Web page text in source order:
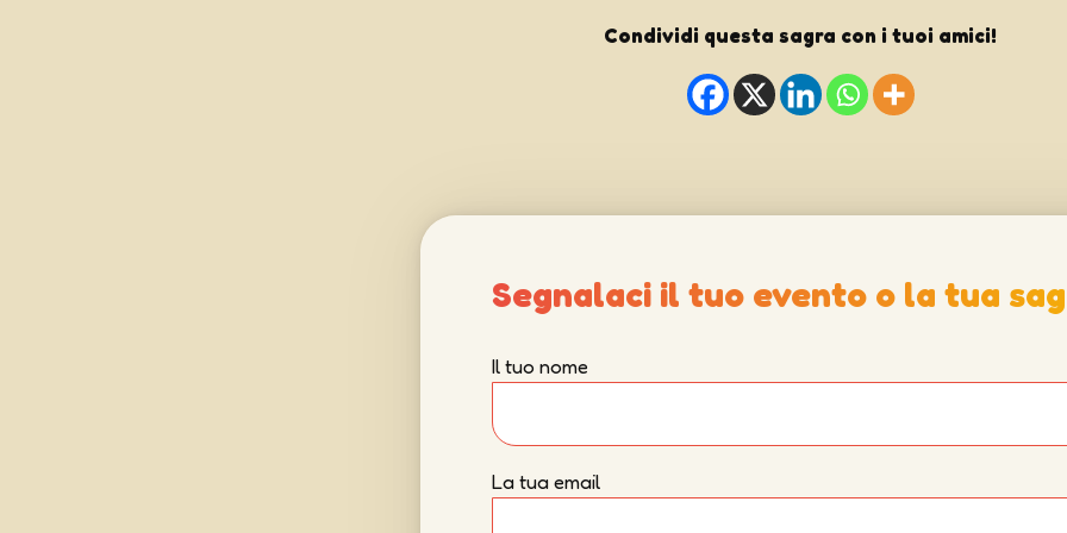
Condividi questa sagra con i tuoi amici!
Segnalaci il tuo evento o la tua
Il tuo nome
La tua email